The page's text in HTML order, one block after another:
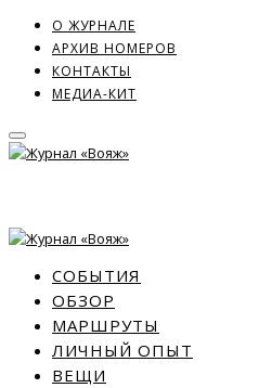
О ЖУРНАЛЕ
АРХИВ НОМЕРОВ
КОНТАКТЫ
МЕДИА-КИТ
СОБЫТИЯ
ОБЗОР
МАРШРУТЫ
ЛИЧНЫЙ ОПЫТ
ВЕЩИ